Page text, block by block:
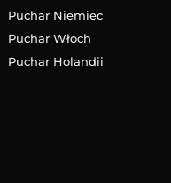
Puchar Niemiec
Puchar Włoch
Puchar Holandii